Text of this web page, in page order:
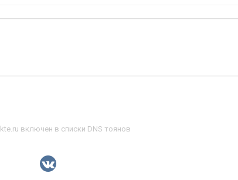
включен в списки DNS тоянов